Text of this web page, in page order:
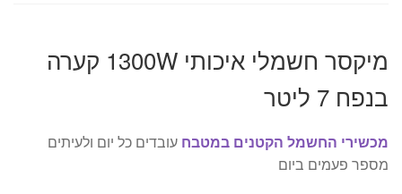
מיקסר חשמלי איכותי 1300W קערה
בנפח 7 ליטר
מכשירי החשמל הקטנים במטבח עובדים כל יום ולעיתים
מספר פעמים ביום